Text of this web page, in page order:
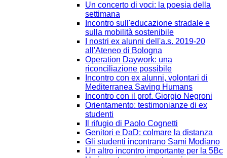
Un concerto di voci: la poesia della
settimana
Incontro sull'educazione stradale e
sulla mobilità sostenibile
I nostri ex alunni dell'a.s. 2019-20
all'Ateneo di Bologna
Operation Daywork: una
riconciliazione possibile
Incontro con ex alunni, volontari di
Mediterranea Saving Humans
Incontro con il prof. Giorgio Negroni
Orientamento: testimonianze di ex
studenti
Il rifugio di Paolo Cognetti
Genitori e DaD: colmare la distanza
Gli studenti incontrano Sami Modiano
Un altro incontro importante per la 5Bc